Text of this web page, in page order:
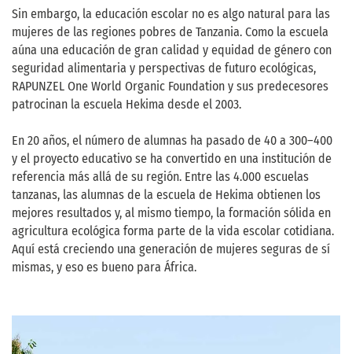
Sin embargo, la educación escolar no es algo natural para las
mujeres de las regiones pobres de Tanzania. Como la escuela
aúna una educación de gran calidad y equidad de género con
seguridad alimentaria y perspectivas de futuro ecológicas,
RAPUNZEL One World Organic Foundation y sus predecesores
patrocinan la escuela Hekima desde el 2003.
En 20 años, el número de alumnas ha pasado de 40 a 300–400
y el proyecto educativo se ha convertido en una institución de
referencia más allá de su región. Entre las 4.000 escuelas
tanzanas, las alumnas de la escuela de Hekima obtienen los
mejores resultados y, al mismo tiempo, la formación sólida en
agricultura ecológica forma parte de la vida escolar cotidiana.
Aquí está creciendo una generación de mujeres seguras de sí
mismas, y eso es bueno para África.